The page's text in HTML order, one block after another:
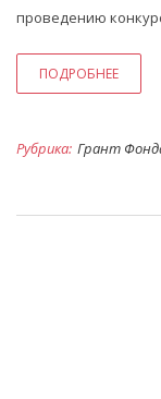
проведению
ПОДРОБНЕЕ
Рубрика: Грант